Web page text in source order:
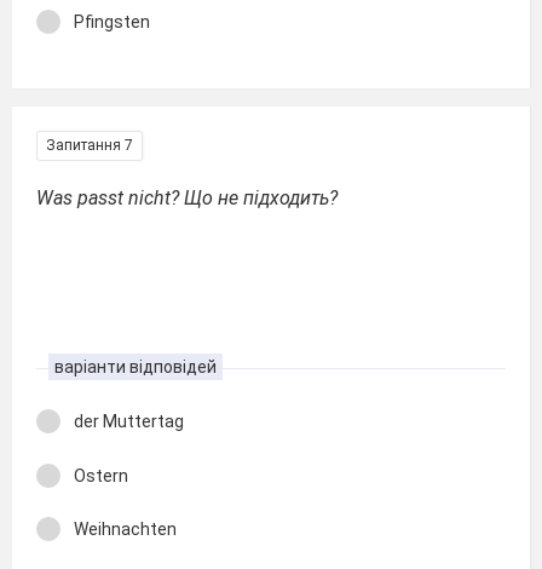
Pfingsten
Запитання 7
Was passt nicht? Що не підходить?
варіанти відповідей
der Muttertag
Ostern
Weihnachten